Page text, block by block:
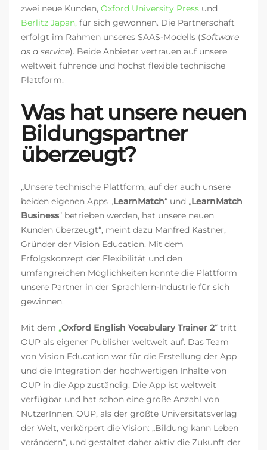
zwei neue Kunden, Oxford University Press und
Berlitz Japan, für sich gewonnen. Die Partnerschaft
erfolgt im Rahmen unseres SAAS-Modells (Software
as a service). Beide Anbieter vertrauen auf unsere
weltweit führende und höchst flexible technische
Plattform.
Was hat unsere neuen
Bildungspartner
überzeugt?
„Unsere technische Plattform, auf der auch unsere
beiden eigenen Apps „LearnMatch“ und „LearnMatch
Business“ betrieben werden, hat unsere neuen
Kunden überzeugt“, meint dazu Manfred Kastner,
Gründer der Vision Education. Mit dem
Erfolgskonzept der Flexibilität und den
umfangreichen Möglichkeiten konnte die Plattform
unsere Partner in der Sprachlern-Industrie für sich
gewinnen.
Mit dem „Oxford English Vocabulary Trainer 2“ tritt
OUP als eigener Publisher weltweit auf. Das Team
von Vision Education war für die Erstellung der App
und die Integration der hochwertigen Inhalte von
OUP in die App zuständig. Die App ist weltweit
verfügbar und hat schon eine große Anzahl von
NutzerInnen. OUP, als der größte Universitätsverlag
der Welt, verkörpert die Vision: „Bildung kann Leben
verändern“, und gestaltet daher aktiv die Zukunft der